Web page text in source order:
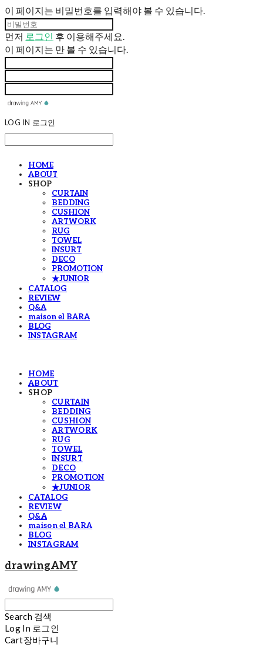
이 페이지는 비밀번호를 입력해야 볼 수 있습니다.
먼저 로그인 후 이용해주세요.
이 페이지는 만 볼 수 있습니다.
LOG IN 로그인
HOME
ABOUT
SHOP
CURTAIN
BEDDING
CUSHION
ARTWORK
RUG
TOWEL
INSURT
DECO
PROMOTION
★JUNIOR
CATALOG
REVIEW
Q&A
maison el BARA
BLOG
INSTAGRAM
HOME
ABOUT
SHOP
CURTAIN
BEDDING
CUSHION
ARTWORK
RUG
TOWEL
INSURT
DECO
PROMOTION
★JUNIOR
CATALOG
REVIEW
Q&A
maison el BARA
BLOG
INSTAGRAM
drawingAMY
Search 검색
Log In 로그인
Cart장바구니